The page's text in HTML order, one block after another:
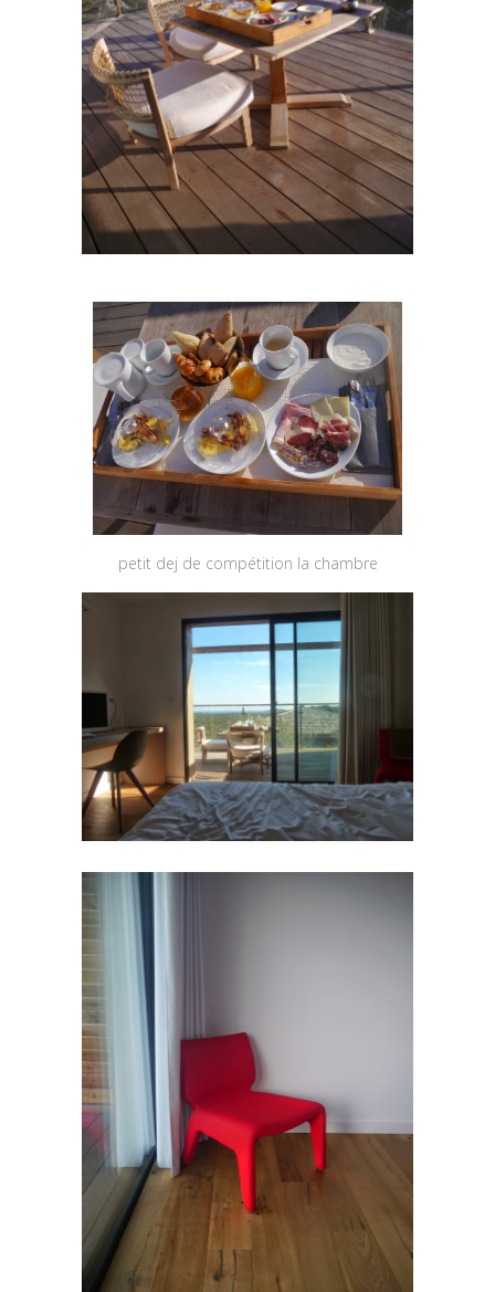
petit dej de compétition la chambre